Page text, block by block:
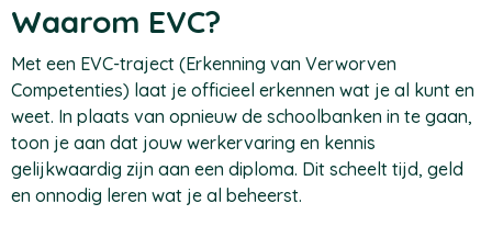
Waarom EVC?
Met een EVC-traject (Erkenning van Verworven
Competenties) laat je officieel erkennen wat je al kunt en
weet. In plaats van opnieuw de schoolbanken in te gaan,
toon je aan dat jouw werkervaring en kennis
gelijkwaardig zijn aan een diploma. Dit scheelt tijd, geld
en onnodig leren wat je al beheerst.